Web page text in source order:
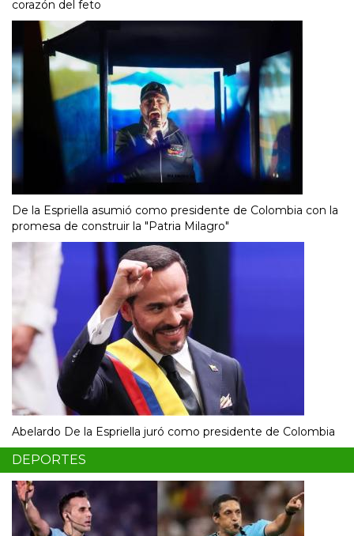
corazón del feto
De la Espriella asumió como presidente de Colombia con la
promesa de construir la "Patria Milagro"
Abelardo De la Espriella juró como presidente de Colombia
DEPORTES